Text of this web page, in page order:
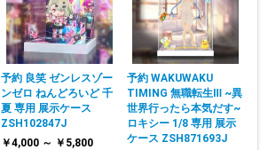
予約 良笑 ゼンレスゾー
ンゼロ ねんどろいど 千
夏 専用 展示ケース
ZSH102847J
￥4,000 ～ ￥5,800
予約 WAKUWAKU
TIMING 無職転生Ⅲ ~異
世界行ったら本気だす~
ロキシー 1/8 専用 展示
ケース ZSH871693J